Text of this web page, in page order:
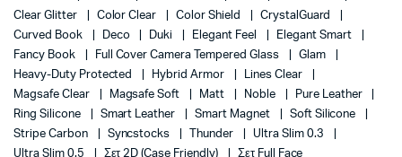
Clear Glitter
Color Clear Color Shield
CrystalGuard
Curved Book
Deco Duki Elegant Feel
Elegant Smart
Fancy Book
Full Cover Camera Tempered Glass
Glam
Heavy-Duty Protected
Hybrid Armor
Lines Clear
Magsafe Clear
Magsafe Soft Matt Noble
Pure Leather
Ring Silicone
Smart Leather Smart Magnet
Soft Silicone
Stripe Carbon
Syncstocks Thunder
Ultra Slim 0.3
Ultra Slim 0.5
Σετ 2D (case Friendly) Σετ Full Face